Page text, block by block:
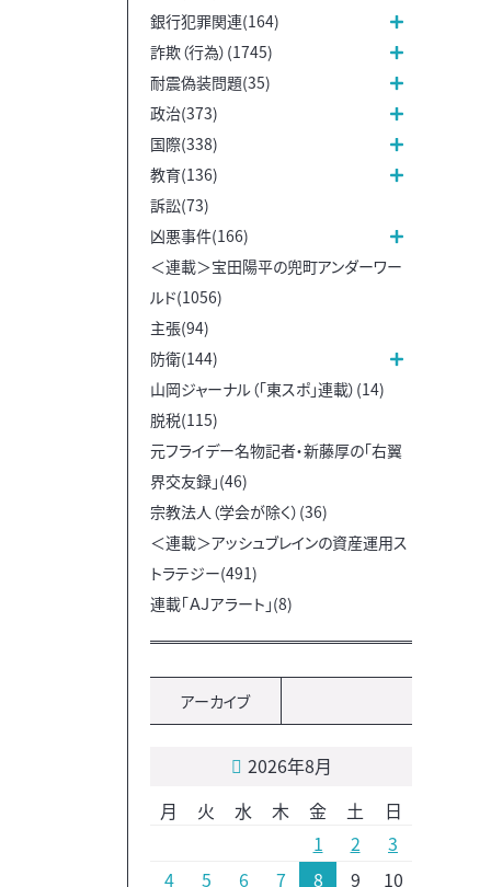
銀行犯罪関連(164)
詐欺（行為）(1745)
耐震偽装問題(35)
政治(373)
国際(338)
教育(136)
訴訟(73)
凶悪事件(166)
＜連載＞宝田陽平の兜町アンダーワー
ルド(1056)
主張(94)
防衛(144)
山岡ジャーナル（「東スポ」連載）(14)
脱税(115)
元フライデー名物記者・新藤厚の「右翼
界交友録」(46)
宗教法人（学会が除く）(36)
＜連載＞アッシュブレインの資産運用ス
トラテジー(491)
連載「ＡＪアラート」(8)
アーカイブ
2026年8月
月
火 水 木 金 土
日
1
2
3
4
5 6 7 8 9 10